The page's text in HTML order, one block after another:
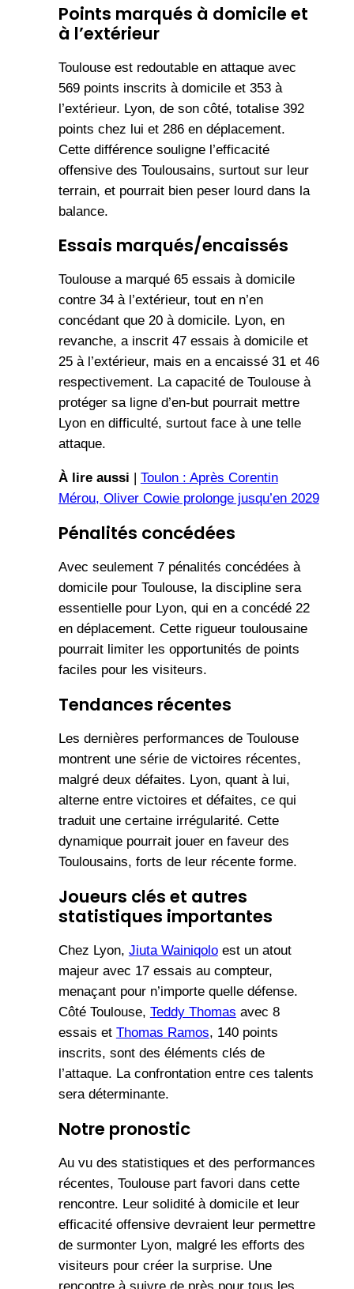
Points marqués à domicile et
à l’extérieur
Toulouse est redoutable en attaque avec
569 points inscrits à domicile et 353 à
l’extérieur. Lyon, de son côté, totalise 392
points chez lui et 286 en déplacement.
Cette différence souligne l’efficacité
offensive des Toulousains, surtout sur leur
terrain, et pourrait bien peser lourd dans la
balance.
Essais marqués/encaissés
Toulouse a marqué 65 essais à domicile
contre 34 à l’extérieur, tout en n’en
concédant que 20 à domicile. Lyon, en
revanche, a inscrit 47 essais à domicile et
25 à l’extérieur, mais en a encaissé 31 et 46
respectivement. La capacité de Toulouse à
protéger sa ligne d’en-but pourrait mettre
Lyon en difficulté, surtout face à une telle
attaque.
À lire aussi
Toulon : Après Corentin
Mérou, Oliver Cowie prolonge jusqu’en 2029
Pénalités concédées
Avec seulement 7 pénalités concédées à
domicile pour Toulouse, la discipline sera
essentielle pour Lyon, qui en a concédé 22
en déplacement. Cette rigueur toulousaine
pourrait limiter les opportunités de points
faciles pour les visiteurs.
Tendances récentes
Les dernières performances de Toulouse
montrent une série de victoires récentes,
malgré deux défaites. Lyon, quant à lui,
alterne entre victoires et défaites, ce qui
traduit une certaine irrégularité. Cette
dynamique pourrait jouer en faveur des
Toulousains, forts de leur récente forme.
Joueurs clés et autres
statistiques importantes
Chez Lyon, Jiuta Wainiqoloest un atout
majeur avec 17 essais au compteur,
menaçant pour n’importe quelle défense.
Côté Toulouse, Teddy Thomas avec 8
essais et Thomas Ramos, 140 points
inscrits, sont des éléments clés de
l’attaque. La confrontation entre ces talents
sera déterminante.
Notre pronostic
Au vu des statistiques et des performances
récentes, Toulouse part favori dans cette
rencontre. Leur solidité à domicile et leur
efficacité offensive devraient leur permettre
de surmonter Lyon, malgré les efforts des
visiteurs pour créer la surprise. Une